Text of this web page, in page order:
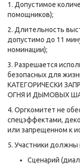
1. Допустимое
помощников);
2. Длительность
допустимо до 11
номинации);
3. Разрешается
безопасных для
КАТЕГОРИЧЕСКИ
ОГНЯ И ДЫМОВЫХ
4. Оргкомитет не
спецэффектами,
или запрещенном к
5. Участники должны
Сценарий